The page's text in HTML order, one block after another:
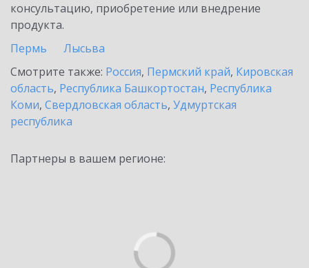
консультацию, приобретение или внедрение
продукта.
Пермь
Лысьва
Смотрите также: Россия, Пермский край, Кировская
область, Республика Башкортостан, Республика
Коми, Свердловская область, Удмуртская
республика
Партнеры в вашем регионе: